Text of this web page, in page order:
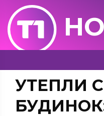
УТЕПЛИ
БУДИНОК: